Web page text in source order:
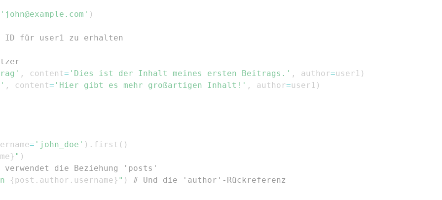
'john@example.com' )
ID für user1 zu erhalten
, content= 'Dies ist der Inhalt meines ersten Beitrags.' , author=user1 )
, content= 'Hier gibt es mehr großartigen Inhalt!' , author=user1 )
= 'john_doe' ) . first ( )
} " )
verwendet die Beziehung 'posts'
{post . author . username} " ) # Und die 'author'-Rückreferenz